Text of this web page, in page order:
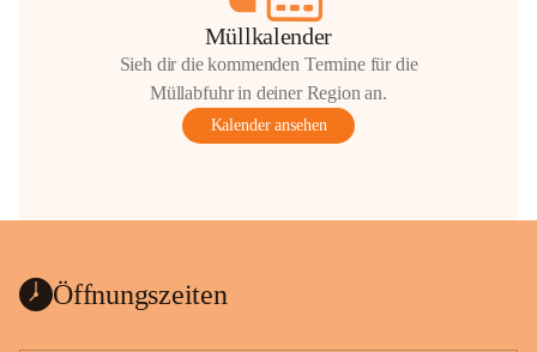
Müllkalender
Sieh dir die kommenden Termine für die
Müllabfuhr in deiner Region an.
Kalender ansehen
Öffnungszeiten